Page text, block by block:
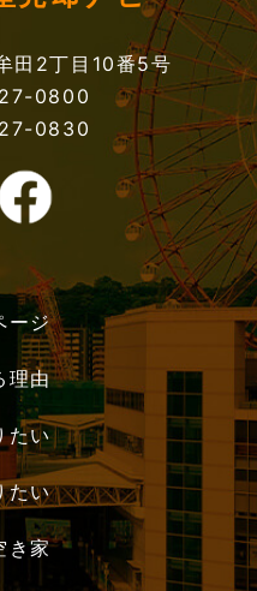
田2丁目10番5号
0800
0830
ージ
理由
たい
たい
き家